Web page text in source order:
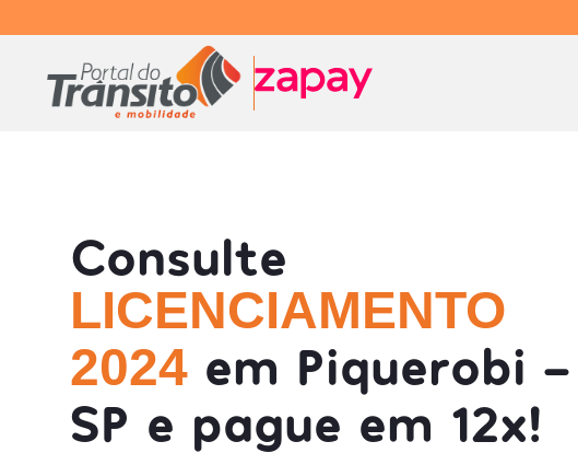
Consulte
LICENCIAMENTO
2024 em Piquerobi -
SP e pague em 12x!